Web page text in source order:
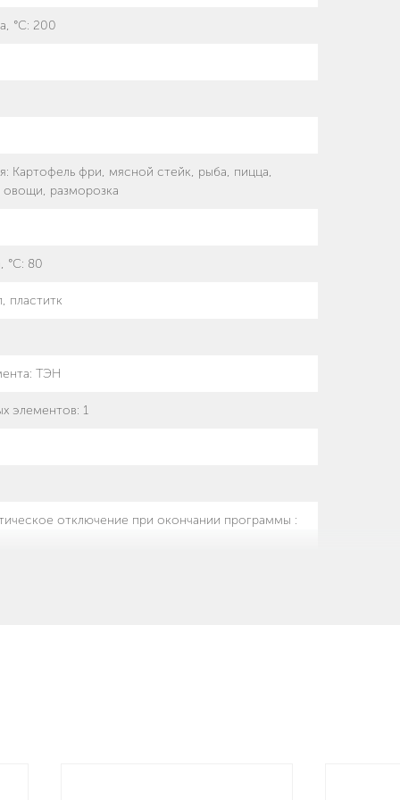
°С: 200
: Картофель фри, мясной стейк, рыба, пицца,
овощи, разморозка
°С: 80
пластитк
: ТЭН
элементов: 1
отключение при окончании программы :